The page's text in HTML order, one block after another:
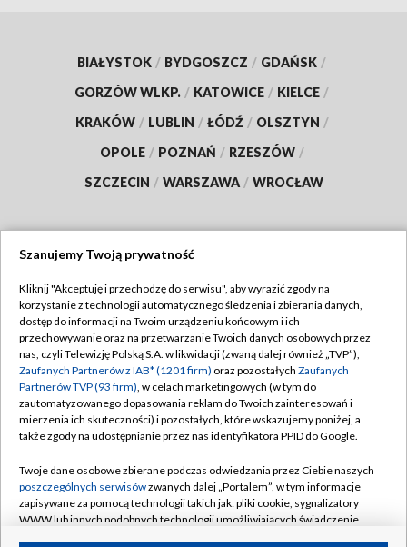
BIAŁYSTOK / BYDGOSZCZ / GDAŃSK /
GORZÓW WLKP. / KATOWICE / KIELCE /
KRAKÓW / LUBLIN / ŁÓDŹ / OLSZTYN /
OPOLE / POZNAŃ / RZESZÓW /
SZCZECIN / WARSZAWA / WROCŁAW
TVP
Abonament TVP
Emisja w TVP
Centrum informacji TVP
Naziemna Telewizja Cyfrowa
Rada Programowa
System NOS
Informacje o nadawcy
Regulamin TVP
Polityka prywatności
Moje zgody
Pomoc
Kontakt
Szanujemy Twoją prywatność
Kliknij "Akceptuję i przechodzę do serwisu", aby wyrazić zgody na
korzystanie z technologii automatycznego śledzenia i zbierania danych,
dostęp do informacji na Twoim urządzeniu końcowym i ich
przechowywanie oraz na przetwarzanie Twoich danych osobowych przez
nas, czyli Telewizję Polską S.A. w likwidacji (zwaną dalej również „TVP”),
Zaufanych Partnerów z IAB* (1201 firm) oraz pozostałych Zaufanych
Partnerów TVP (93 firm), w celach marketingowych (w tym do
zautomatyzowanego dopasowania reklam do Twoich zainteresowań i
mierzenia ich skuteczności) i pozostałych, które wskazujemy poniżej, a
także zgody na udostępnianie przez nas identyfikatora PPID do Google.
Twoje dane osobowe zbierane podczas odwiedzania przez Ciebie naszych
poszczególnych serwisówzwanych dalej „Portalem”, w tym informacje
zapisywane za pomocą technologii takich jak: pliki cookie, sygnalizatory
WWW lub innych podobnych technologii umożliwiających świadczenie